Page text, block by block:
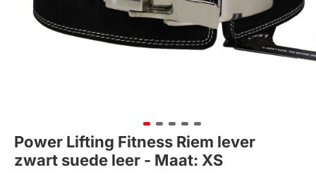
Power Lifting Fitness Riem lever
zwart suede leer - Maat: XS